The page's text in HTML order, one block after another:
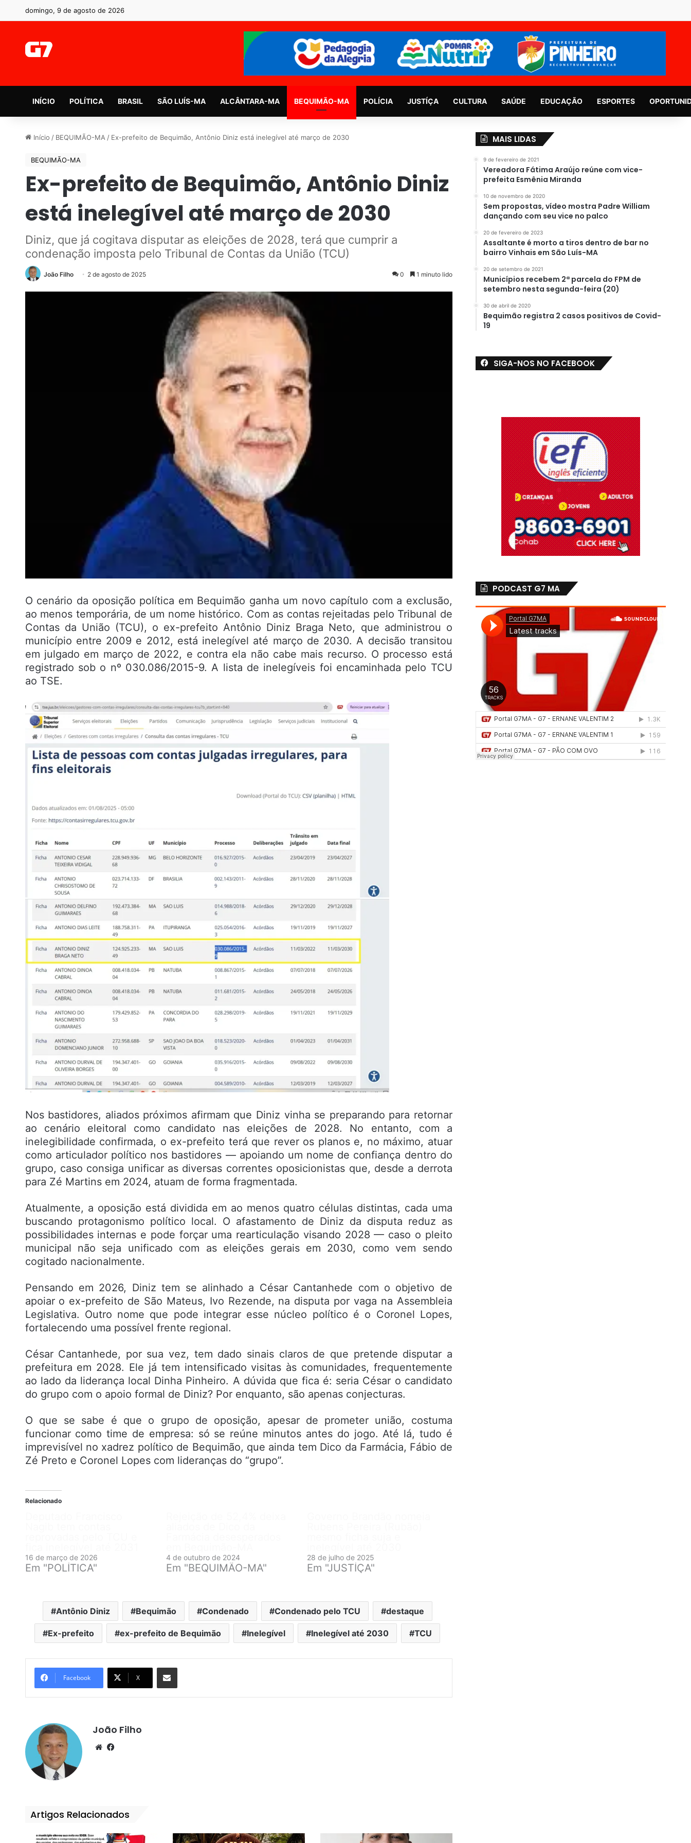
domingo, 9 de agosto de 2026
INÍCIO POLÍTICA BRASIL SÃO LUÍS-MA ALCÂNTARA-MA BEQUIMÃO-MA POLÍCIA JUSTÍÇA CULTURA SAÚDE EDUCAÇÃO ESPORTES
Início / BEQUIMÃO-MA / Ex-prefeito de Bequimão, Antônio Diniz está inelegível até março de 2030
BEQUIMÃO-MA
Ex-prefeito de Bequimão, Antônio Diniz
está inelegível até março de 2030
Diniz, que já cogitava disputar as eleições de 2028, terá que cumprir a
condenação imposta pelo Tribunal de Contas da União (TCU)
João Filho 2 de agosto de 2025 0 1 minuto lido
O cenário da oposição política em Bequimão ganha um novo capítulo com a exclusão,
ao menos temporária, de um nome histórico. Com as contas rejeitadas pelo Tribunal de
Contas da União (TCU), o ex-prefeito Antônio Diniz Braga Neto, que administrou o
município entre 2009 e 2012, está inelegível até março de 2030. A decisão transitou
em julgado em março de 2022, e contra ela não cabe mais recurso. O processo está
registrado sob o nº 030.086/2015-9. A lista de inelegíveis foi encaminhada pelo TCU
ao TSE.
Nos bastidores, aliados próximos afirmam que Diniz vinha se preparando para retornar
ao cenário eleitoral como candidato nas eleições de 2028. No entanto, com a
inelegibilidade confirmada, o ex-prefeito terá que rever os planos e, no máximo, atuar
como articulador político nos bastidores — apoiando um nome de confiança dentro do
grupo, caso consiga unificar as diversas correntes oposicionistas que, desde a derrota
para Zé Martins em 2024, atuam de forma fragmentada.
Atualmente, a oposição está dividida em ao menos quatro células distintas, cada uma
buscando protagonismo político local. O afastamento de Diniz da disputa reduz as
possibilidades internas e pode forçar uma rearticulação visando 2028 — caso o pleito
municipal não seja unificado com as eleições gerais em 2030, como vem sendo
cogitado nacionalmente.
Pensando em 2026, Diniz tem se alinhado a César Cantanhede com o objetivo de
apoiar o ex-prefeito de São Mateus, Ivo Rezende, na disputa por vaga na Assembleia
Legislativa. Outro nome que pode integrar esse núcleo político é o Coronel Lopes,
fortalecendo uma possível frente regional.
César Cantanhede, por sua vez, tem dado sinais claros de que pretende disputar a
prefeitura em 2028. Ele já tem intensificado visitas às comunidades, frequentemente
ao lado da liderança local Dinha Pinheiro. A dúvida que fica é: seria César o candidato
do grupo com o apoio formal de Diniz? Por enquanto, são apenas conjecturas.
O que se sabe é que o grupo de oposição, apesar de prometer união, costuma
funcionar como time de empresa: só se reúne minutos antes do jogo. Até lá, tudo é
imprevisível no xadrez político de Bequimão, que ainda tem Dico da Farmácia, Fábio de
Zé Preto e Coronel Lopes com lideranças do “grupo”.
Relacionado
16 de março de 2026
Em "POLÍTICA"
4 de outubro de 2024
Em "BEQUIMÃO-MA"
28 de julho de 2025
Em "JUSTÍÇA"
Antônio Diniz Bequimão Condenado Condenado pelo TCU destaque
Ex-prefeito ex-prefeito de Bequimão Inelegível Inelegível até 2030 TCU
Facebook X
Compartilhar por e-mail
João Filho
We
Artigos Relacionados
MAIS LIDAS
9 de fevereiro de 2021
Vereadora Fátima Araújo reúne com vice-
prefeita Esmênia Miranda
10 de novembro de 2020
Sem propostas, vídeo mostra Padre William
dançando com seu vice no palco
20 de fevereiro de 2023
Assaltante é morto a tiros dentro de bar no
bairro Vinhais em São Luís-MA
20 de setembro de 2021
Municípios recebem 2ª parcela do FPM de
setembro nesta segunda-feira (20)
30 de abril de 2020
Bequimão registra 2 casos positivos de Covid-
19
SIGA-NOS NO FACEBOOK
PODCAST G7 MA